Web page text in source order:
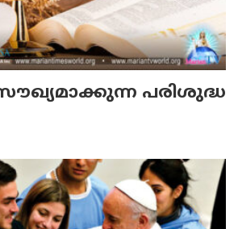
പരിശുദ്ധ